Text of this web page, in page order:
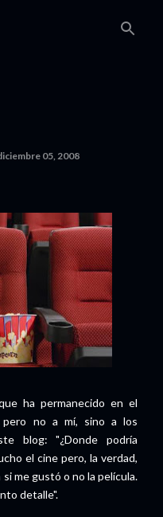
05, 2008
ha permanecido en el
pero no a mí, sino a los
blog: "¿Donde podría
el cine pero, la verdad,
me gustó o no la película.
detalle".